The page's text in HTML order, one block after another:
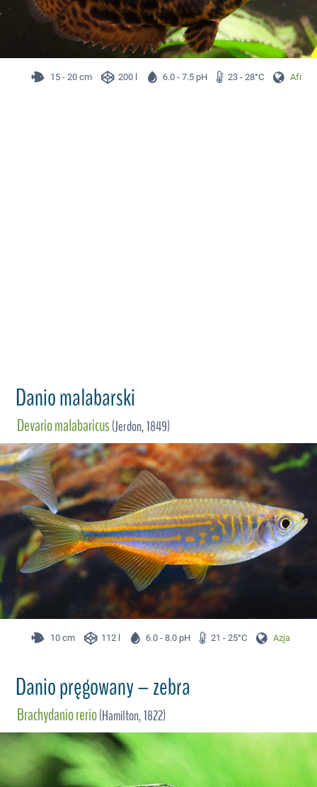
15 - 20 cm 200 l 6.0 - 7.5 pH 23 - 28°C Afryka
Danio malabarski
Devario malabaricus(Jerdon, 1849)
10 cm 112 l 6.0 - 8.0 pH 21 - 25°C Azja
Danio pręgowany – zebra
Brachydanio rerio(Hamilton, 1822)